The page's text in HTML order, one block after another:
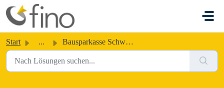
Zum hauptsächlichen Inhalt gehen
Start ... Bausparkasse Schwäbisch Hall